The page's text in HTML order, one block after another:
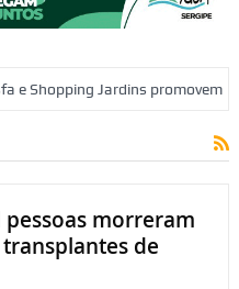
ação de adoção
pessoas morreram
de